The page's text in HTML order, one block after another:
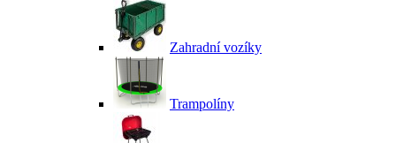
Zahradní vozíky
Trampolíny